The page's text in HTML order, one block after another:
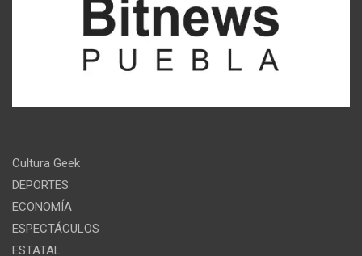
Cultura Geek
DEPORTES
ECONOMÍA
ESPECTÁCULOS
ESTATAL